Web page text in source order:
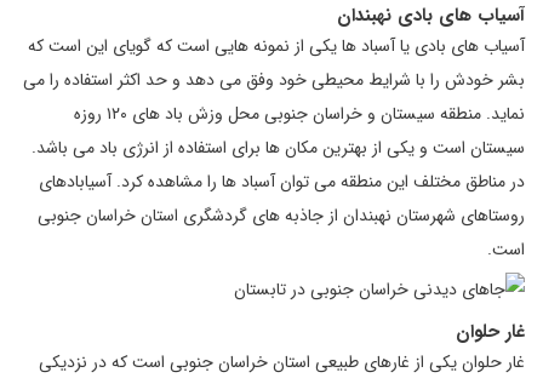
آسیاب های بادی نهبندان
آسیاب های بادی یا آسباد ها یکی از نمونه هایی است که گویای این است که
بشر خودش را با شرایط محیطی خود وفق می دهد و حد اکثر استفاده را می
نماید. منطقه سیستان و خراسان جنوبی محل وزش باد های ۱۲۰ روزه
سیستان است و یکی از بهترین مکان ها برای استفاده از انرژی باد می باشد.
در مناطق مختلف این منطقه می توان آسباد ها را مشاهده کرد. آسیابادهای
روستاهای شهرستان نهبندان از جاذبه های گردشگری استان خراسان جنوبی
است.
غار حلوان
غار حلوان یکی از غار‌های طبیعی استان خراسان جنوبی است که در نزدیکی